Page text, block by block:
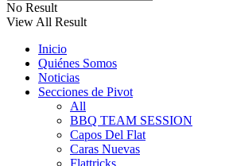
No Result
View All Result
Inicio
Quiénes Somos
Noticias
Secciones de Pivot
All
BBQ TEAM SESSION
Capos Del Flat
Caras Nuevas